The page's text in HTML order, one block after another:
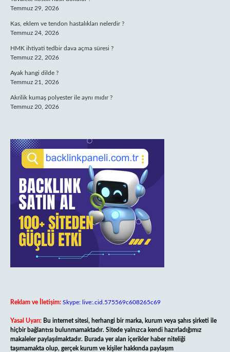
Temmuz 29, 2026
Kas, eklem ve tendon hastalıkları nelerdir ?
Temmuz 24, 2026
HMK ihtiyati tedbir dava açma süresi ?
Temmuz 22, 2026
Ayak hangi dilde ?
Temmuz 21, 2026
Akrilik kumaş polyester ile aynı mıdır ?
Temmuz 20, 2026
Reklam ve İletişim: Skype: live:.cid.575569c608265c69
Yasal Uyarı: Bu internet sitesi, herhangi bir marka, kurum veya şahıs şirketi ile
hiçbir bağlantısı bulunmamaktadır. Sitede yalnızca kendi hazırladığımız
makaleler paylaşılmaktadır. Burada yer alan içerikler haber niteliği
taşımamakta olup, gerçek kurum ve kişiler hakkında paylaşım